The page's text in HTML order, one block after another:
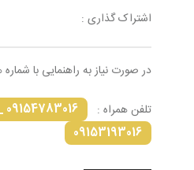
اشتراک گذاری :
در صورت نیاز به راهنمایی با
تلفن همراه : 09154783016 _
09153193016